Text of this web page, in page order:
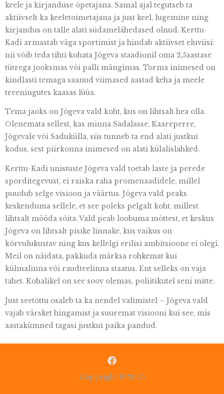
keele ja kirjanduse õpetajana. Samal ajal tegutseb ta
aktiivselt ka keeletoimetajana ja just keel, lugemine ning
kirjandus on talle alati südamelähedased olnud. Kerttu-
Kadi armastab väga sportimist ja hindab aktiivset eluviisi:
nii võib teda tihti kohata Jõgeva staadionil oma 2,5aastase
tütrega jooksmas või palli mängimas. Torma inimesed on
kindlasti temaga saanud viimased aastad keha ja meele
treeningutes kaasas lüüa.
Tema jaoks on Jõgeva vald koht, kus on lihtsalt hea olla.
Olenemata sellest, kas minna Sadalasse, Kaareperre,
Jõgevale või Sadukülla, siis tunneb ta end alati justkui
kodus, sest piirkonna inimesed on alati külalislahked.
Kerttu-Kadi unistuste Jõgeva vald toetab laste ja perede
sporditegevust, ei raiska raha promenaadidele, millel
puudub selge visioon ja väärtus. Jõgeva vald peaks
keskenduma sellele, et see poleks pelgalt koht, millest
lihtsalt mööda sõita. Vald peab loobuma mõttest, et keskus
Jõgeva on lihtsalt pisike linnake, kus vaikus on
kõrvulukustav ning kus kellelgi erilisi ambitsioone ei olegi.
Meil on näidata, pakkuda märksa rohkemat kui
külmalinna või raudteelinna staatus. Ent selleks on vaja
tahet. Kohalikel on see soov olemas, poliitikutel seni mitte.
Just seetõttu osaleb ta ka nendel valimistel – Jõgeva vald
vajab värsket hingamist ja suuremat visiooni kui see, mis
aastakümned tagasi justkui paika pandud.
Copyright © 2026